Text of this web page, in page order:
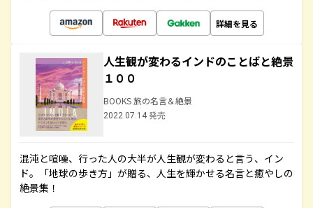
詳細を見る
人生観が変わるインドのことばと絶景
１００
BOOKS 旅の名言＆絶景
2022.07.14 発売
混沌と喧噪、行った人の大半が人生観が変わると言う、イン
ド。「地球の歩き方」が贈る、人生を輝かせる名言と癒やしの
絶景集！